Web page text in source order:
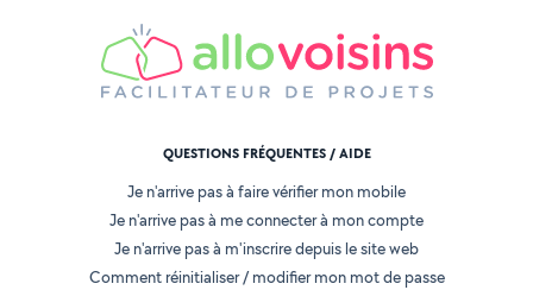
QUESTIONS FRÉQUENTES / AIDE
Je n'arrive pas à faire vérifier mon mobile
Je n'arrive pas à me connecter à mon compte
Je n'arrive pas à m'inscrire depuis le site web
Comment réinitialiser / modifier mon mot de passe